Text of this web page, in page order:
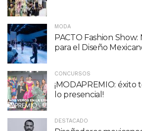
MODA
PACTO Fashion
para el Diseño
CONCURSOS
¡MODAPREMIO: éxito
lo presencial!
DESTACADO